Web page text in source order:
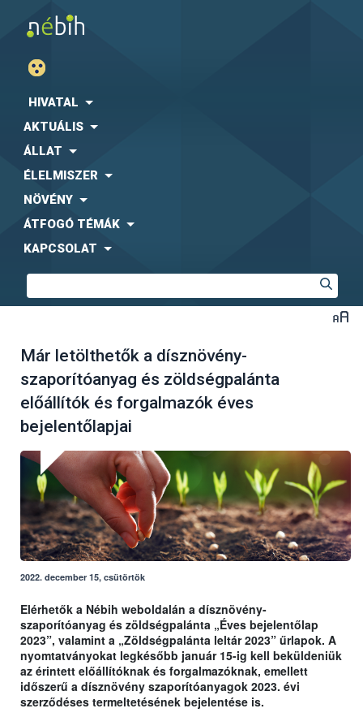
HIVATAL
AKTUÁLIS
ÁLLAT
ÉLELMISZER
NÖVÉNY
ÁTFOGÓ TÉMÁK
KAPCSOLAT
Már letölthetők a dísznövény-
szaporítóanyag és zöldségpalánta
előállítók és forgalmazók éves
bejelentőlapjai
2022. december 15, csütörtök
Elérhetők a Nébih weboldalán a dísznövény-
szaporítóanyag és zöldségpalánta „Éves bejelentőlap
2023”, valamint a „Zöldségpalánta leltár 2023” űrlapok. A
nyomtatványokat legkésőbb január 15-ig kell beküldeniük
az érintett előállítóknak és forgalmazóknak, emellett
időszerű a dísznövény szaporítóanyagok 2023. évi
szerződéses termeltetésének bejelentése is.